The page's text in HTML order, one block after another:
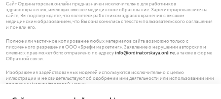
Сайт Ординаторская.онлайн предназначен исключительно для работников
здравоохранения, имеющих высшее медицинское образование. Зарегистрировавшись на
сайте, Вы подтверждаете, что являетесь работником здравоохранения с высшим
медицинским образованием, что Вы ознакомились с текстом пользовательского соглашения
и поняли его.
Полное или частичное копирование любых материалов сайта возможно только с
письменного разрешения ООО «Брефи маркетинг». Заявление о нарушении авторских и
смежных прав может быть отправлено по адресу info@ordinatorskaya.online, а также в форме
Обратной связи.
Изображения задействованных моделей используются исключительно с целью
иллюстрации и не свидетельствуют об одобрении ими деятельности или использовании ими
продукции/услуги/торговой марки.